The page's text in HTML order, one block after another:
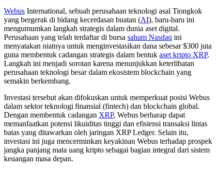
Webus International, sebuah perusahaan teknologi asal Tiongkok
yang bergerak di bidang kecerdasan buatan (AI), baru-baru ini
mengumumkan langkah strategis dalam dunia aset digital.
Perusahaan yang telah terdaftar di bursa saham Nasdaq ini
menyatakan niatnya untuk menginvestasikan dana sebesar $300 juta
guna membentuk cadangan strategis dalam bentuk aset kripto XRP.
Langkah ini menjadi sorotan karena menunjukkan keterlibatan
perusahaan teknologi besar dalam ekosistem blockchain yang
semakin berkembang.
Investasi tersebut akan difokuskan untuk memperkuat posisi Webus
dalam sektor teknologi finansial (fintech) dan blockchain global.
Dengan membentuk cadangan XRP, Webus berharap dapat
memanfaatkan potensi likuiditas tinggi dan efisiensi transaksi lintas
batas yang ditawarkan oleh jaringan XRP Ledger. Selain itu,
investasi ini juga mencerminkan keyakinan Webus terhadap prospek
jangka panjang mata uang kripto sebagai bagian integral dari sistem
keuangan masa depan.